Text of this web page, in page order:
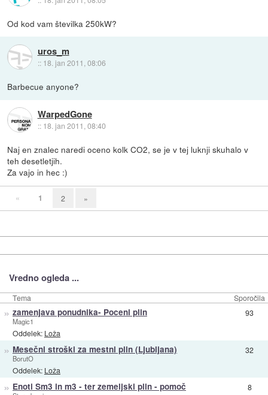
Od kod vam številka 250kW?
uros_m
:: 18. jan 2011, 08:06
Barbecue anyone?
WarpedGone
:: 18. jan 2011, 08:40
Naj en znalec naredi oceno kolk CO2, se je v tej luknji skuhalo v
teh desetletjih.
Za vajo in hec :)
« 1 2 »
Vredno ogleda ...
Tema Sporočila
» zamenjava ponudnika- Poceni plin
Magic1
Oddelek: Loža
93
» Mesečni stroški za mestni plin (Ljubljana)
BorutO
Oddelek: Loža
32
» Enoti Sm3 in m3 - ter zemeljski plin - pomoč 8